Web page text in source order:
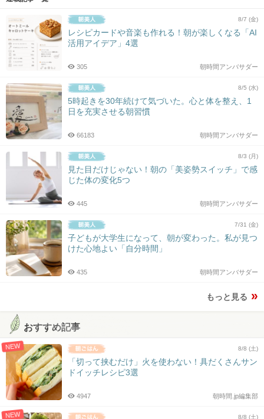
8/7 (金)
レシピカードや音楽も作れる！朝が楽しくなる「AI
活用アイデア」4選
朝時間アンバサダー
305
8/5 (水)
5時起きを30年続けて気づいた。心と体を整え、1
日を充実させる朝習慣
朝時間アンバサダー
66183
8/3 (月)
見た目だけじゃない！朝の「美姿勢スイッチ」で感
じた体の変化5つ
朝時間アンバサダー
445
7/31 (金)
子どもが大学生になって、朝が変わった。私が見つ
けた心地よい「自分時間」
朝時間アンバサダー
435
もっと見る
おすすめ記事
NEW 8/8 (土)
「切って挟むだけ」火を使わない！具だくさんサン
ドイッチレシピ3選
朝時間.jp編集部
4947
NEW 8/8 (土)